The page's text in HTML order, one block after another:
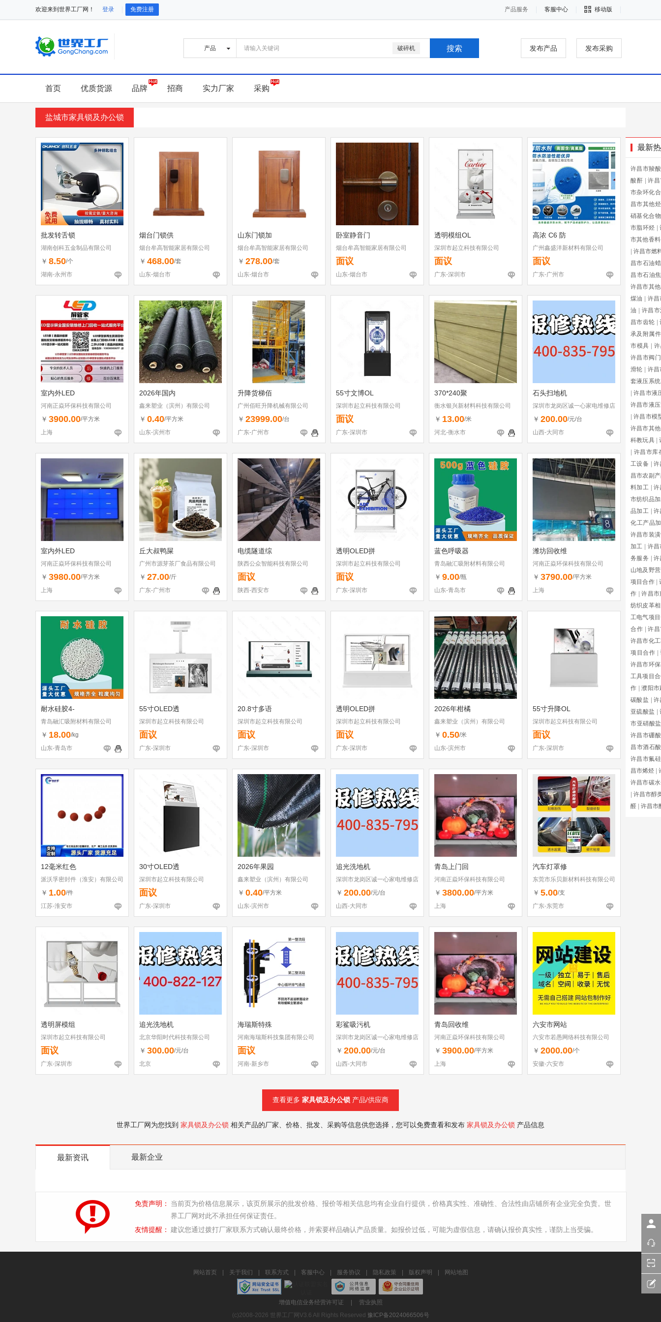
欢迎来到世界工厂网！ 登录 免费注册 产品服务 客服中心 移动版
破碎机 发布产品 发布采购
首页 优质货源 品牌 招商 实力厂家 采购
盐城市家具锁及办公锁
批发转舌锁
湖南创科五金制品有限公司
￥ 8.50/个
湖南-永州市
烟台门锁供
烟台牟高智能家居有限公司
￥ 468.00/套
山东-烟台市
山东门锁加
烟台牟高智能家居有限公司
￥ 278.00/套
山东-烟台市
卧室静音门
烟台牟高智能家居有限公司
面议
山东-烟台市
透明模组OL
深圳市起立科技有限公司
面议
广东-深圳市
高浓 C6 防
广州鑫盛洋新材料有限公司
面议
广东-广州市
室内外LED
河南正焱环保科技有限公司
￥ 3900.00/平方米
上海
2026年国内
鑫来塑业（滨州）有限公司
￥ 0.40/平方米
山东-滨州市
升降货梯佰
广州佰旺升降机械有限公司
￥ 23999.00/台
广东-广州市
55寸文博OL
深圳市起立科技有限公司
面议
广东-深圳市
370*240聚
衡水银兴新材料科技有限公司
￥ 13.00/米
河北-衡水市
石头扫地机
深圳市龙岗区诚一心家电维修店
（个体工商户）
￥ 200.00/元/台
山西-大同市
室内外LED
河南正焱环保科技有限公司
￥ 3980.00/平方米
上海
丘大叔鸭屎
广州市源芽茶厂食品有限公司
￥ 27.00/斤
广东-广州市
电缆隧道综
陕西公众智能科技有限公司
面议
陕西-西安市
透明OLED拼
深圳市起立科技有限公司
面议
广东-深圳市
蓝色呼吸器
青岛融汇吸附材料有限公司
￥ 9.00/瓶
山东-青岛市
潍坊回收维
河南正焱环保科技有限公司
￥ 3790.00/平方米
上海
耐水硅胶4-
青岛融汇吸附材料有限公司
￥ 18.00/kg
山东-青岛市
55寸OLED透
深圳市起立科技有限公司
面议
广东-深圳市
20.8寸多语
深圳市起立科技有限公司
面议
广东-深圳市
透明OLED拼
深圳市起立科技有限公司
面议
广东-深圳市
2026年柑橘
鑫来塑业（滨州）有限公司
￥ 0.50/米
山东-滨州市
55寸升降OL
深圳市起立科技有限公司
面议
广东-深圳市
12毫米红色
派沃孚密封件（淮安）有限公司
￥ 1.00/件
江苏-淮安市
30寸OLED透
深圳市起立科技有限公司
面议
广东-深圳市
2026年果园
鑫来塑业（滨州）有限公司
￥ 0.40/平方米
山东-滨州市
追光洗地机
深圳市龙岗区诚一心家电维修店
（个体工商户）
￥ 200.00/元/台
山西-大同市
青岛上门回
河南正焱环保科技有限公司
￥ 3800.00/平方米
上海
汽车灯罩修
东莞市乐贝新材料科技有限公司
￥ 5.00/支
广东-东莞市
透明屏模组
深圳市起立科技有限公司
面议
广东-深圳市
追光洗地机
北京华阳时代科技有限公司
￥ 300.00/元/台
北京
海瑞斯特殊
河南海瑞斯科技集团有限公司
面议
河南-新乡市
彩鲨吸污机
深圳市龙岗区诚一心家电维修店
（个体工商户）
￥ 200.00/元/台
山西-大同市
青岛回收维
河南正焱环保科技有限公司
￥ 3900.00/平方米
上海
六安市网站
六安市若愚网络科技有限公司
￥ 2000.00/个
安徽-六安市
查看更多 家具锁及办公锁 产品/供应商
世界工厂网为您找到 家具锁及办公锁 相关产品的厂家、价格、批发、采购等信息供您选择，您可以免费查看和发布 家具锁及办公锁 产品信息
最新
许昌市羧酸
酸酐
许
市杂环化
昌市其他
硝基化合物
市脂环烃
市其他香
许昌市燃
昌市石油蜡
昌市石油焦
许昌市其
煤油
许
油
许昌
昌市齿轮
承及附属件
市模具
许昌市阀门
滑轮
许
套液压系统
许昌市液
许昌市液
许昌市模
许昌市其
科教玩具
许昌市库
工设备
许
昌市农副
料加工
许
市纺织品
品加工
许
化工产品
许昌市装
加工
许
务服务
许
山地及野
项目合作
作
许昌市
纺织皮革
工电气项
合作
许
许昌市化
项目合作
许昌市环
工具项目
作
濮阳市
碳酸盐
许
亚硫酸盐
市亚硝酸盐
许昌市硼
昌市酒石
许昌市氟
昌市烯烃
许昌市碳
许昌市醇
醛
许昌市
最新资讯 最新企业
免责声明：
当前页为价格信息展示，该页所展示的批发价格、报价等相关信息均有企业自行提供，价格真实性、准确性、合法性由店铺所有企业完全负责。世
界工厂网对此不承担任何保证责任。
友情提醒： 建议您通过拨打厂家联系方式确认最终价格，并索要样品确认产品质量。如报价过低，可能为虚假信息，请确认报价真实性，谨防上当受骗。
网站首页 关于我们 联系方式 客服中心 服务协议 隐私政策 版权声明 网站地图
增值电信业务经营许可证
营业执照
(c)2008-2026 世界工厂网V3.6 All Rights Reserved 豫ICP备2024066506号